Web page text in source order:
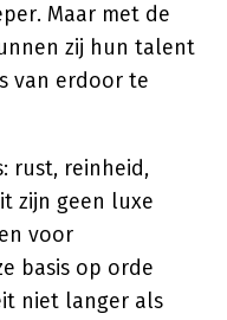
Maar met de
zij hun talent
van erdoor te
rust, reinheid,
zijn geen luxe
voor
basis op orde
niet langer als